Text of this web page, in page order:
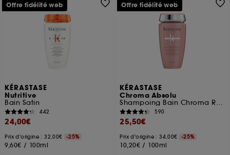
KÉRASTASE
Nutritive
Bain Satin
442
24,00€
Prix d'origine : 32,00€ -25%
9,60€ / 100ml
Offre fidélité web
KÉRASTASE
Chroma Absolu
Shampoing Bain Chroma Respect
590
25,50€
Prix d'origine : 34,00€ -25%
10,20€ / 100ml
Offre fidélité web